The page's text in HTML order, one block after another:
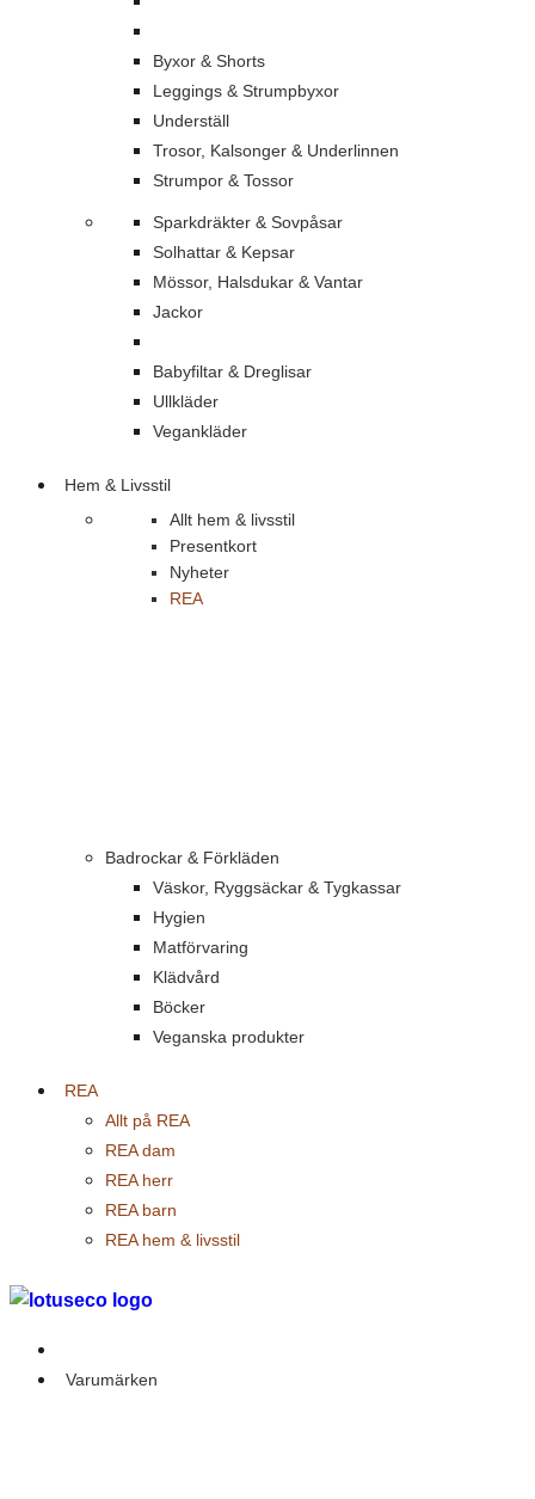
Byxor & Shorts
Leggings & Strumpbyxor
Underställ
Trosor, Kalsonger & Underlinnen
Strumpor & Tossor
Sparkdräkter & Sovpåsar
Solhattar & Kepsar
Mössor, Halsdukar & Vantar
Jackor
Babyfiltar & Dreglisar
Ullkläder
Vegankläder
Hem & Livsstil
Allt hem & livsstil
Presentkort
Nyheter
REA
Badrockar & Förkläden
Väskor, Ryggsäckar & Tygkassar
Hygien
Matförvaring
Klädvård
Böcker
Veganska produkter
REA
Allt på REA
REA dam
REA herr
REA barn
REA hem & livsstil
Varumärken